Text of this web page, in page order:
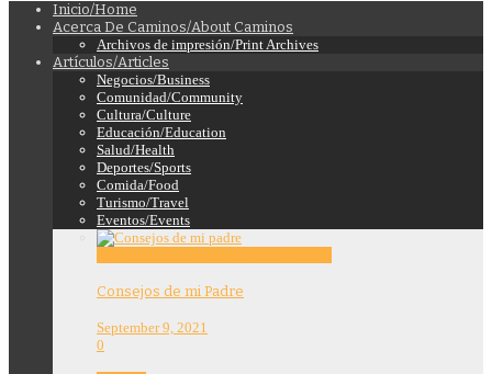
Inicio/Home
Acerca De Caminos/About Caminos
Archivos de impresión/Print Archives
Artículos/Articles
Negocios/Business
Comunidad/Community
Cultura/Culture
Educación/Education
Salud/Health
Deportes/Sports
Comida/Food
Turismo/Travel
Eventos/Events
Consejos de mi Padre
September 9, 2021
0